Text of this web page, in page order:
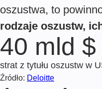
oszustwa, to
rodzaje oszustw,
40 mld $
strat z tytułu oszustw w
Źródło: Deloitte